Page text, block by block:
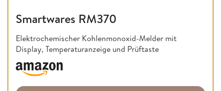
Smartwares RM370
Elektrochemischer Kohlenmonoxid-Melder mit
Display, Temperaturanzeige und Prüftaste